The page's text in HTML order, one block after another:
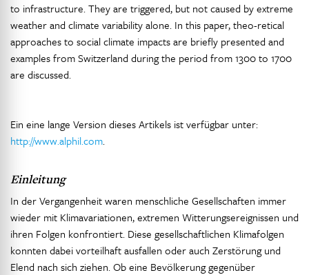
to infrastructure. They are triggered, but not caused by extreme
weather and climate variability alone. In this paper, theo-retical
approaches to social climate impacts are briefly presented and
examples from Switzerland during the period from 1300 to 1700
are discussed.
Ein eine lange Version dieses Artikels ist verfügbar unter:
http://www.alphil.com.
Einleitung
In der Vergangenheit waren menschliche Gesellschaften immer
wieder mit Klimavariationen, extremen Witterungsereignissen und
ihren Folgen konfrontiert. Diese gesellschaftlichen Klimafolgen
konnten dabei vorteilhaft ausfallen oder auch Zerstörung und
Elend nach sich ziehen. Ob eine Bevölkerung gegenüber